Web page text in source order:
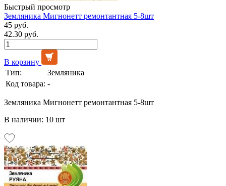
Быстрый просмотр
Земляника Мигнонетт ремонтантная 5-8шт
45 руб.
42.30 руб.
В корзину
Тип:
Земляника
Код товара: -
Земляника Мигнонетт ремонтантная 5-8шт
В наличии: 10 шт